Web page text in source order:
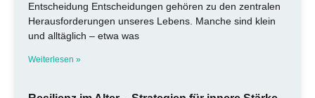
Entscheidung Entscheidungen gehören zu den zentralen
Herausforderungen unseres Lebens. Manche sind klein
und alltäglich – etwa was
Weiterlesen »